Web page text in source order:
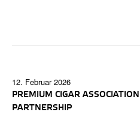
12. Februar 2026
PREMIUM CIGAR
PARTNERSHIP